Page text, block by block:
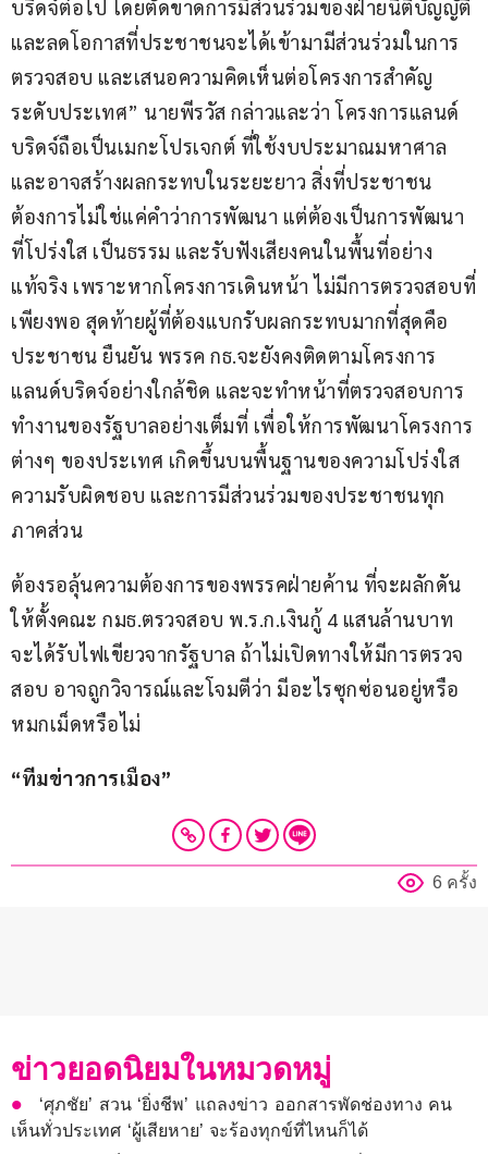
บริดจ์ต่อไป โดยตัดขาดการมีส่วนร่วมของฝ่ายนิติบัญญัติ
และลดโอกาสที่ประชาชนจะได้เข้ามามีส่วนร่วมในการ
ตรวจสอบ และเสนอความคิดเห็นต่อโครงการสำคัญ
ระดับประเทศ” นายพีรวัส กล่าวและว่า โครงการแลนด์
บริดจ์ถือเป็นเมกะโปรเจกต์ ที่ใช้งบประมาณมหาศาล
และอาจสร้างผลกระทบในระยะยาว สิ่งที่ประชาชน
ต้องการไม่ใช่แค่คำว่าการพัฒนา แต่ต้องเป็นการพัฒนา
ที่โปร่งใส เป็นธรรม และรับฟังเสียงคนในพื้นที่อย่าง
แท้จริง เพราะหากโครงการเดินหน้า ไม่มีการตรวจสอบที่
เพียงพอ สุดท้ายผู้ที่ต้องแบกรับผลกระทบมากที่สุดคือ
ประชาชน ยืนยัน พรรค กธ.จะยังคงติดตามโครงการ
แลนด์บริดจ์อย่างใกล้ชิด และจะทำหน้าที่ตรวจสอบการ
ทำงานของรัฐบาลอย่างเต็มที่ เพื่อให้การพัฒนาโครงการ
ต่างๆ ของประเทศ เกิดขึ้นบนพื้นฐานของความโปร่งใส
ความรับผิดชอบ และการมีส่วนร่วมของประชาชนทุก
ภาคส่วน
ต้องรอลุ้นความต้องการของพรรคฝ่ายค้าน ที่จะผลักดัน
ให้ตั้งคณะ กมธ.ตรวจสอบ พ.ร.ก.เงินกู้ 4 แสนล้านบาท
จะได้รับไฟเขียวจากรัฐบาล ถ้าไม่เปิดทางให้มีการตรวจ
สอบ อาจถูกวิจารณ์และโจมตีว่า มีอะไรซุกซ่อนอยู่หรือ
หมกเม็ดหรือไม่
“ทีมข่าวการเมือง”
6 ครั้ง
ข่าวยอดนิยมในหมวดหมู่
‘ศุภชัย’ สวน ‘ยิ่งชีพ’ แถลงข่าว ออกสารพัดช่องทาง คน
เห็นทั่วประเทศ ‘ผู้เสียหาย’ จะร้องทุกข์ที่ไหนก็ได้